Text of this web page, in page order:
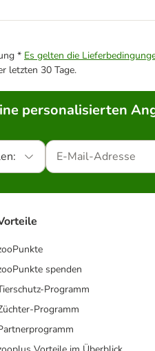
* Es gelten die
letzten 30 Tage.
personalisierten
spenden
Programm
Programm